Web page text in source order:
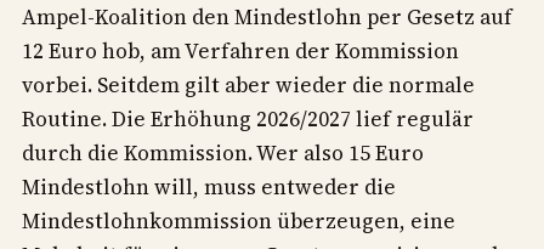
Ampel-Koalition den Mindestlohn per Gesetz auf
12 Euro hob, am Verfahren der Kommission
vorbei. Seitdem gilt aber wieder die normale
Routine. Die Erhöhung 2026/2027 lief regulär
durch die Kommission. Wer also 15 Euro
Mindestlohn will, muss entweder die
Mindestlohnkommission überzeugen, eine